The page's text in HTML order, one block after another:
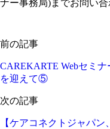
ナー事務局)までお問い合
前の記事
CAREKARTE Webセミ
を迎えて⑤
次の記事
【ケアコネクトジャパン